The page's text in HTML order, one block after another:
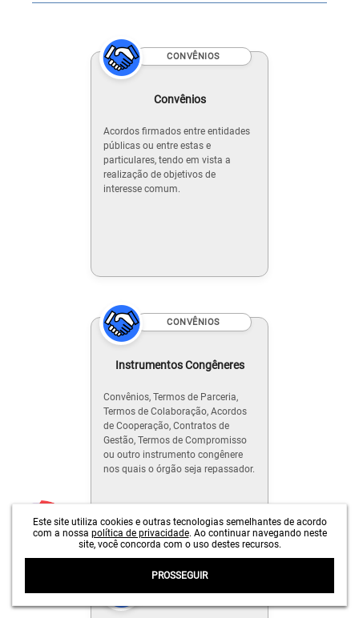
CONVÊNIOS
Convênios
Acordos firmados entre entidades
públicas ou entre estas e
particulares, tendo em vista a
realização de objetivos de
interesse comum.
CONVÊNIOS
Instrumentos Congêneres
Convênios, Termos de Parceria,
Termos de Colaboração, Acordos
de Cooperação, Contratos de
Gestão, Termos de Compromisso
ou outro instrumento congênere
nos quais o órgão seja repassador.
Este site utiliza cookies e outras tecnologias semelhantes de acordo
com a nossa política de privacidade. Ao continuar navegando neste
site, você concorda com o uso destes recursos.
PROSSEGUIR